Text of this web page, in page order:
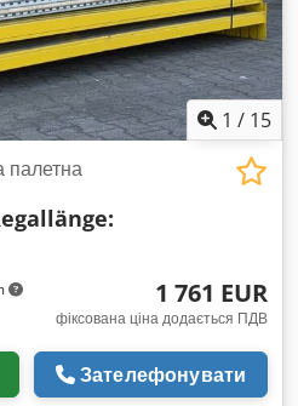
1 / 15
палетна
1 761 EUR
фіксована ціна додається ПДВ
Зателефонувати